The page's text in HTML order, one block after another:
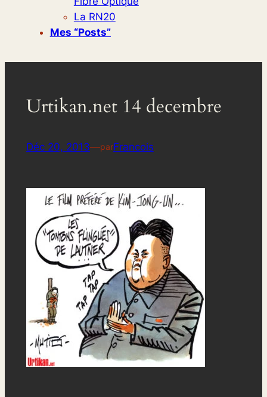
La RN20
Mes “posts”
Urtikan.net 14 decembre
Déc 20, 2013—parFrancois